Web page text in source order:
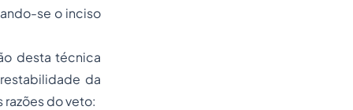
se o inciso
desta técnica
da
do veto: